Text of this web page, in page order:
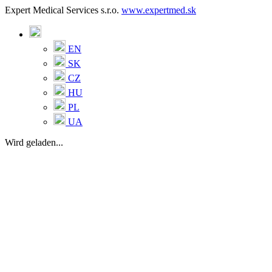
Expert Medical Services s.r.o. www.expertmed.sk
EN
SK
CZ
HU
PL
UA
Wird geladen...